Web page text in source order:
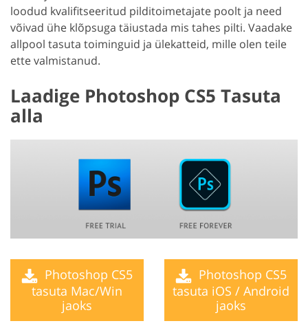
loodud kvalifitseeritud pilditoimetajate poolt ja need
võivad ühe klõpsuga täiustada mis tahes pilti. Vaadake
allpool tasuta toiminguid ja ülekatteid, mille olen teile
ette valmistanud.
Laadige Photoshop CS5 Tasuta
alla
Photoshop CS5
tasuta Mac/Win
jaoks
Photoshop CS5
tasuta iOS / Android
jaoks